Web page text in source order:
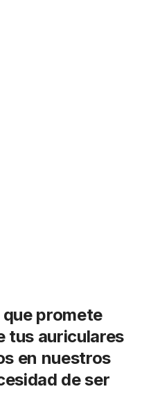
promete
tus auriculares
en nuestros
de ser